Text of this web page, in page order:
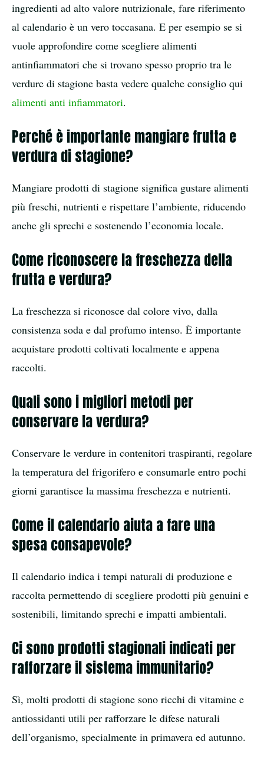
ingredienti ad alto valore nutrizionale, fare riferimento
al calendario è un vero toccasana. E per esempio se si
vuole approfondire come scegliere alimenti
antinfiammatori che si trovano spesso proprio tra le
verdure di stagione basta vedere qualche consiglio qui
alimenti anti infiammatori.
Perché è importante mangiare frutta e
verdura di stagione?
Mangiare prodotti di stagione significa gustare alimenti
più freschi, nutrienti e rispettare l’ambiente, riducendo
anche gli sprechi e sostenendo l’economia locale.
Come riconoscere la freschezza della
frutta e verdura?
La freschezza si riconosce dal colore vivo, dalla
consistenza soda e dal profumo intenso. È importante
acquistare prodotti coltivati localmente e appena
raccolti.
Quali sono i migliori metodi per
conservare la verdura?
Conservare le verdure in contenitori traspiranti, regolare
la temperatura del frigorifero e consumarle entro pochi
giorni garantisce la massima freschezza e nutrienti.
Come il calendario aiuta a fare una
spesa consapevole?
Il calendario indica i tempi naturali di produzione e
raccolta permettendo di scegliere prodotti più genuini e
sostenibili, limitando sprechi e impatti ambientali.
Ci sono prodotti stagionali indicati per
rafforzare il sistema immunitario?
Sì, molti prodotti di stagione sono ricchi di vitamine e
antiossidanti utili per rafforzare le difese naturali
dell’organismo, specialmente in primavera ed autunno.